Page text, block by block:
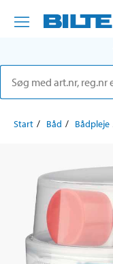
Start Båd Bådpleje